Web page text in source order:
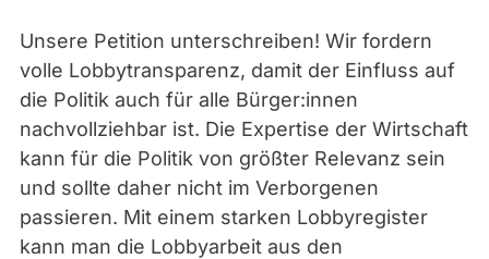
Unsere Petition unterschreiben! Wir fordern
volle Lobbytransparenz, damit der Einfluss auf
die Politik auch für alle Bürger:innen
nachvollziehbar ist. Die Expertise der Wirtschaft
kann für die Politik von größter Relevanz sein
und sollte daher nicht im Verborgenen
passieren. Mit einem starken Lobbyregister
kann man die Lobbyarbeit aus den